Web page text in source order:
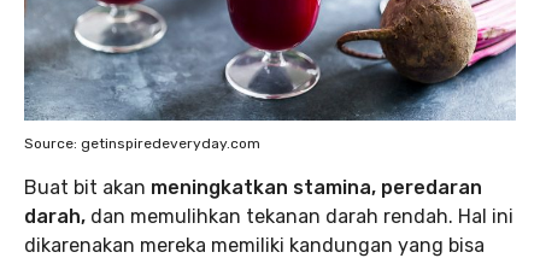
Source: getinspiredeveryday.com
Buat bit akan meningkatkan stamina, peredaran
darah, dan memulihkan tekanan darah rendah. Hal ini
dikarenakan mereka memiliki kandungan yang bisa